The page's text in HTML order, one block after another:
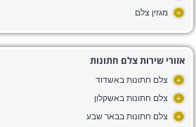
+ מגזין צלם
אזורי שירות צלם חתונות
+ צלם חתונות באשדוד
+ צלם חתונות באשקלון
+ צלם חתונות בבאר שבע